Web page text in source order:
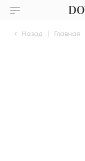
Назад | Главная